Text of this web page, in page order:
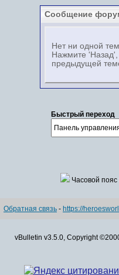
Сообщение
Нет ни одной
Нажмите 'Назад',
предыдущей
Быстрый переход
Часовой пояс
Обратная связь - https://
vBulletin v3.5.0, Copyright